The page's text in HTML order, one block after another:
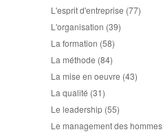
L'esprit d'entreprise (77)
L'organisation (39)
La formation (58)
La méthode (84)
La mise en oeuvre (43)
La qualité (31)
Le leadership (55)
Le management des hommes